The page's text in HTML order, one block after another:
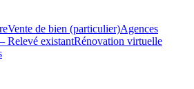
Vente de bien (particulier)Agences
Relevé existantRénovation virtuelle